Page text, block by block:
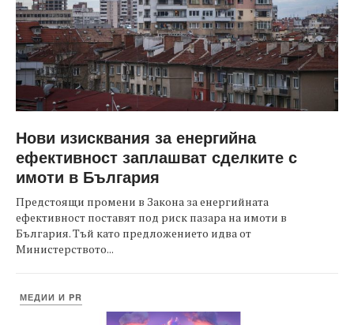
Нови изисквания за енергийна
ефективност заплашват сделките с
имоти в България
Предстоящи промени в Закона за енергийната
ефективност поставят под риск пазара на имоти в
България. Тъй като предложението идва от
Министерството...
МЕДИИ И PR